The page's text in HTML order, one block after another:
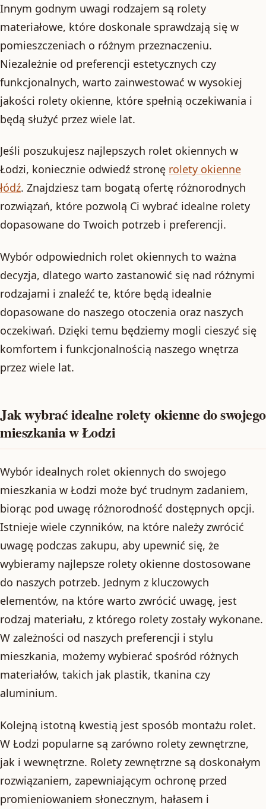
Innym godnym uwagi rodzajem są rolety
materiałowe, które doskonale sprawdzają się w
pomieszczeniach o różnym przeznaczeniu.
Niezależnie od preferencji estetycznych czy
funkcjonalnych, warto zainwestować w wysokiej
jakości rolety okienne, które spełnią oczekiwania i
będą służyć przez wiele lat.
Jeśli poszukujesz najlepszych rolet okiennych w
Łodzi, koniecznie odwiedź stronę rolety okienne
łódź. Znajdziesz tam bogatą ofertę różnorodnych
rozwiązań, które pozwolą Ci wybrać idealne rolety
dopasowane do Twoich potrzeb i preferencji.
Wybór odpowiednich rolet okiennych to ważna
decyzja, dlatego warto zastanowić się nad różnymi
rodzajami i znaleźć te, które będą idealnie
dopasowane do naszego otoczenia oraz naszych
oczekiwań. Dzięki temu będziemy mogli cieszyć się
komfortem i funkcjonalnością naszego wnętrza
przez wiele lat.
Jak wybrać idealne rolety okienne do swojego
mieszkania w Łodzi
Wybór idealnych rolet okiennych do swojego
mieszkania w Łodzi może być trudnym zadaniem,
biorąc pod uwagę różnorodność dostępnych opcji.
Istnieje wiele czynników, na które należy zwrócić
uwagę podczas zakupu, aby upewnić się, że
wybieramy najlepsze rolety okienne dostosowane
do naszych potrzeb. Jednym z kluczowych
elementów, na które warto zwrócić uwagę, jest
rodzaj materiału, z którego rolety zostały wykonane.
W zależności od naszych preferencji i stylu
mieszkania, możemy wybierać spośród różnych
materiałów, takich jak plastik, tkanina czy
aluminium.
Kolejną istotną kwestią jest sposób montażu rolet.
W Łodzi popularne są zarówno rolety zewnętrzne,
jak i wewnętrzne. Rolety zewnętrzne są doskonałym
rozwiązaniem, zapewniającym ochronę przed
promieniowaniem słonecznym, hałasem i